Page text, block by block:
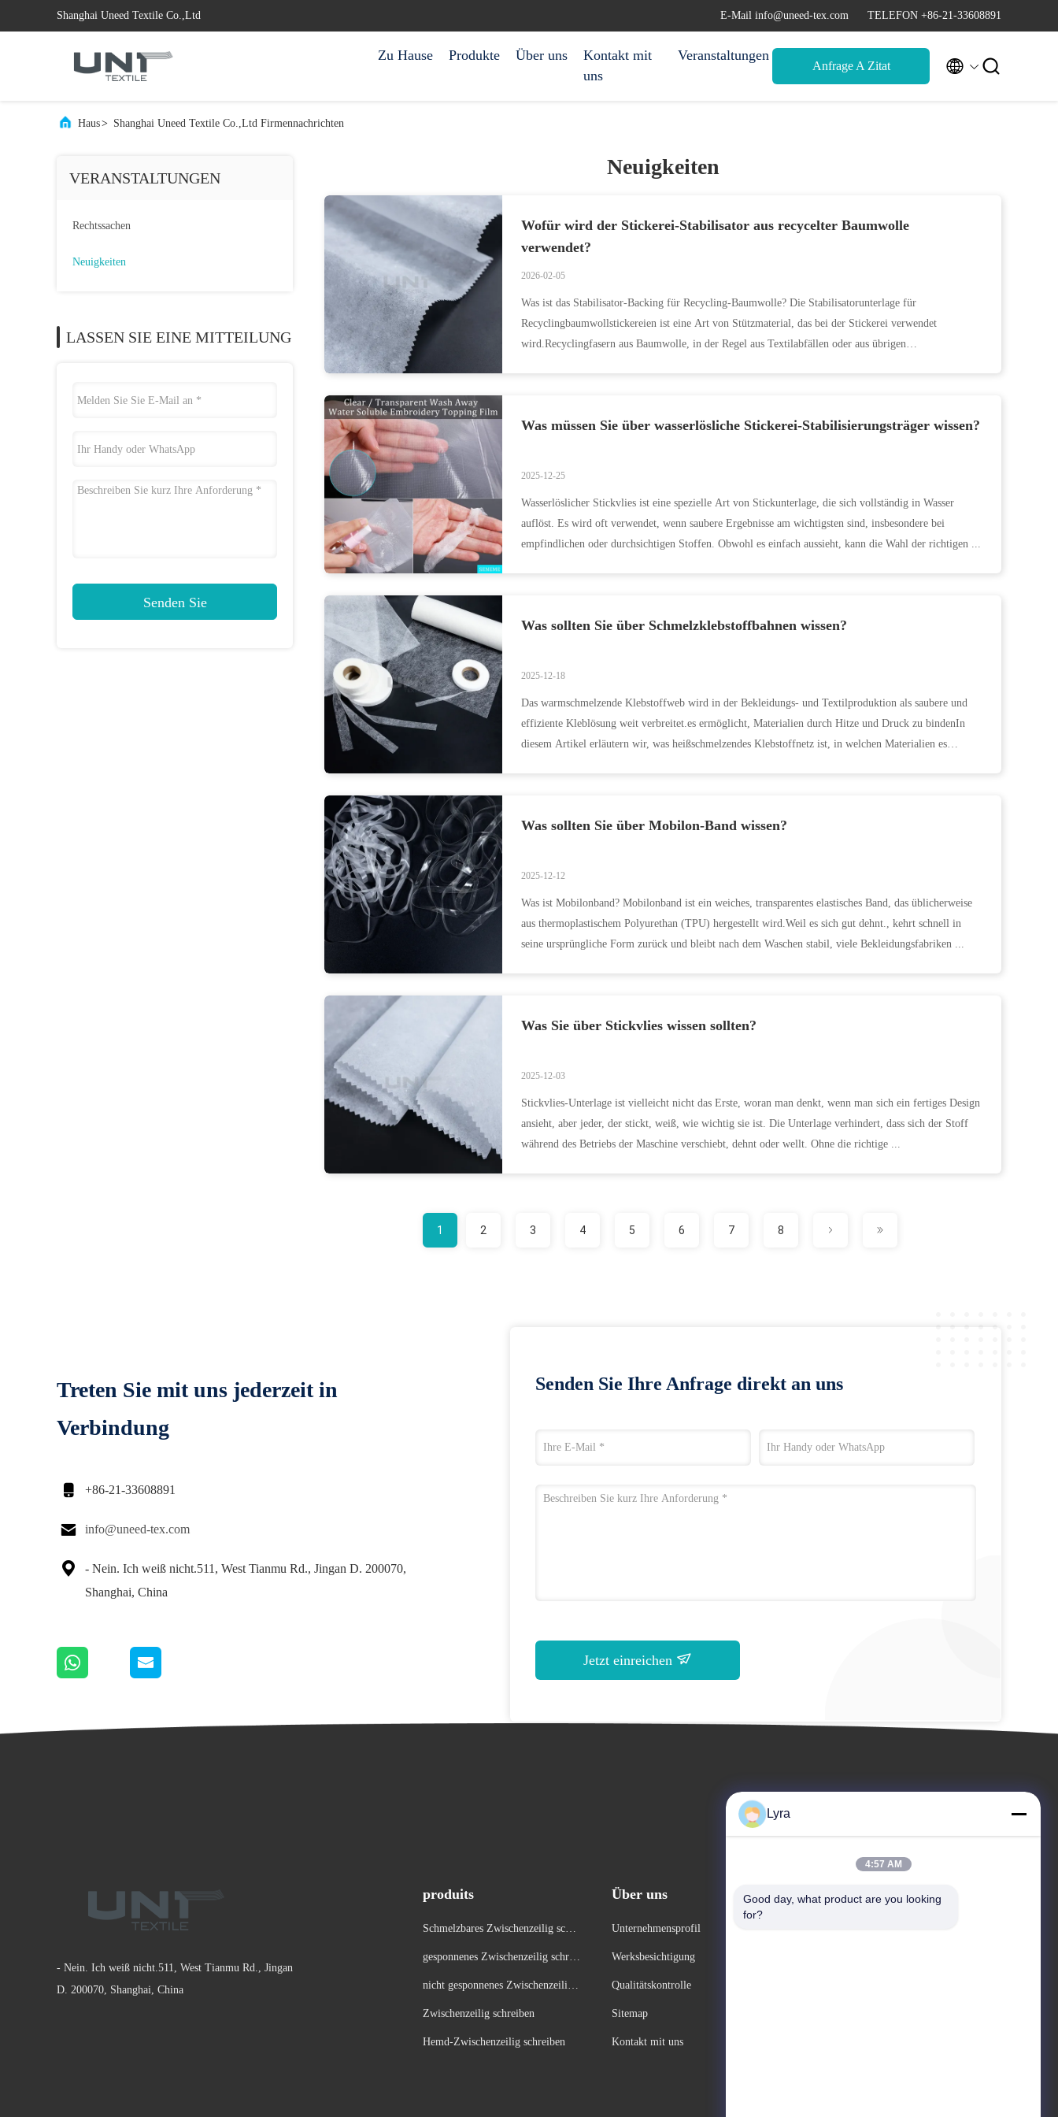
Shanghai Uneed Textile Co.,Ltd E-Mail info@uneed-tex.com TELEFON +86-21-33608891
Zu Hause Produkte Über uns
Kontakt mit
uns
Veranstaltungen
Anfrage A Zitat  
Haus> Shanghai Uneed Textile Co.,Ltd Firmennachrichten
VERANSTALTUNGEN
Rechtssachen
Neuigkeiten
LASSEN SIE EINE MITTEILUNG
Senden Sie
Neuigkeiten
Wofür wird der Stickerei-Stabilisator aus recycelter Baumwolle
verwendet?
2026-02-05
Was ist das Stabilisator-Backing für Recycling-Baumwolle? Die Stabilisatorunterlage für
Recyclingbaumwollstickereien ist eine Art von Stützmaterial, das bei der Stickerei verwendet
wird.Recyclingfasern aus Baumwolle, in der Regel aus Textilabfällen oder aus übrigen
Was müssen Sie über wasserlösliche Stickerei-Stabilisierungsträger wissen?
2025-12-25
Wasserlöslicher Stickvlies ist eine spezielle Art von Stickunterlage, die sich vollständig in Wasser
auflöst. Es wird oft verwendet, wenn saubere Ergebnisse am wichtigsten sind, insbesondere bei
empfindlichen oder durchsichtigen Stoffen. Obwohl es einfach aussieht, kann die Wahl der richtigen ...
Was sollten Sie über Schmelzklebstoffbahnen wissen?
2025-12-18
Das warmschmelzende Klebstoffweb wird in der Bekleidungs- und Textilproduktion als saubere und
effiziente Kleblösung weit verbreitet.es ermöglicht, Materialien durch Hitze und Druck zu bindenIn
diesem Artikel erläutern wir, was heißschmelzendes Klebstoffnetz ist, in welchen Materialien es
Was sollten Sie über Mobilon-Band wissen?
2025-12-12
Was ist Mobilonband? Mobilonband ist ein weiches, transparentes elastisches Band, das üblicherweise
aus thermoplastischem Polyurethan (TPU) hergestellt wird.Weil es sich gut dehnt., kehrt schnell in
seine ursprüngliche Form zurück und bleibt nach dem Waschen stabil, viele Bekleidungsfabriken ...
Was Sie über Stickvlies wissen sollten?
2025-12-03
Stickvlies-Unterlage ist vielleicht nicht das Erste, woran man denkt, wenn man sich ein fertiges Design
ansieht, aber jeder, der stickt, weiß, wie wichtig sie ist. Die Unterlage verhindert, dass sich der Stoff
während des Betriebs der Maschine verschiebt, dehnt oder wellt. Ohne die richtige ...
1 2 3 4 5 6 7 8
Treten Sie mit uns jederzeit in
Verbindung
 +86-21-33608891
 info@uneed-tex.com

- Nein. Ich weiß nicht.511, West Tianmu Rd., Jingan D. 200070,
Shanghai, China
Senden Sie Ihre Anfrage direkt an uns
Jetzt einreichen
- Nein. Ich weiß nicht.511, West Tianmu Rd., Jingan
D. 200070, Shanghai, China
produits
Schmelzbares Zwischenzeilig schre
gesponnenes Zwischenzeilig schrei
nicht gesponnenes Zwischenzeilig s
Zwischenzeilig schreiben
Hemd-Zwischenzeilig schreiben
Über uns
Unternehmensprofil
Werksbesichtigung
Qualitätskontrolle
Sitemap
Kontakt mit uns
Veranstaltungen
Anfrage A Zitat
Lyra
4:57 AM
Good day, what product are you looking
for?